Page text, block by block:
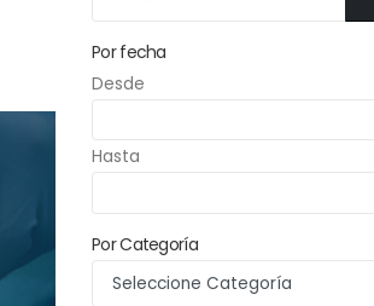
Por fecha
Desde
Hasta
Por Categoría